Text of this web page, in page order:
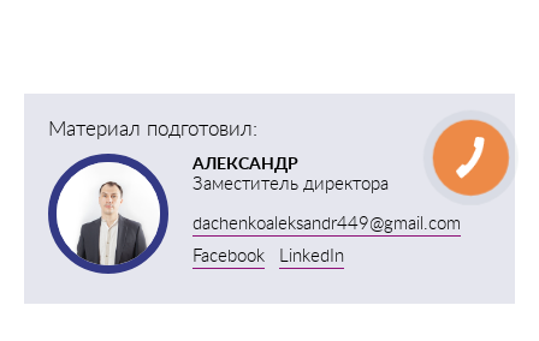
Материал подготовил:
АЛЕКСАНДР
Заместитель директора
dachenkoaleksandr449@gmail.com
Facebook
LinkedIn